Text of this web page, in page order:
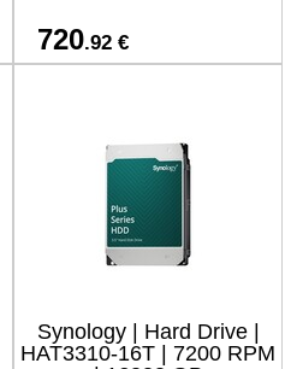
720.92 €
Synology | Hard Drive |
HAT3310-16T | 7200 RPM